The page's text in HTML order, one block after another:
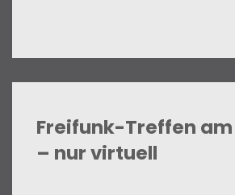
Freifunk-Treffen am
– nur virtuell